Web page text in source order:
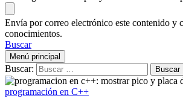
Envía por correo electrónico este contenido y
conocimientos.
Buscar
Menú principal
Buscar:
programación en C++